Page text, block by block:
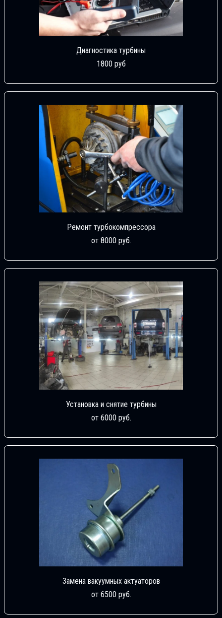
Диагностика турбины
1800 руб
Ремонт турбокомпрессора
от 8000 руб.
Установка и снятие турбины
от 6000 руб.
Замена вакуумных актуаторов
от 6500 руб.